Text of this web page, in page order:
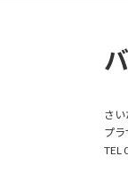
さ
プ
TEL